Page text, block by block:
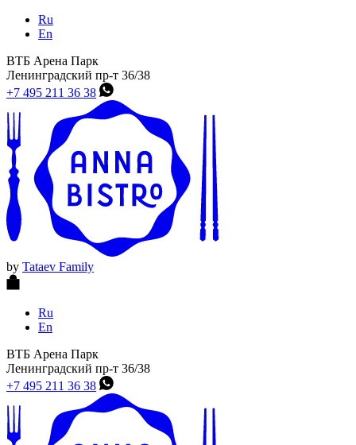
Ru
En
ВТБ Арена Парк
Ленинградский пр-т 36/38
+7 495 211 36 38
by Tataev Family
Перейти
Ru
En
ВТБ Арена Парк
Ленинградский пр-т 36/38
+7 495 211 36 38